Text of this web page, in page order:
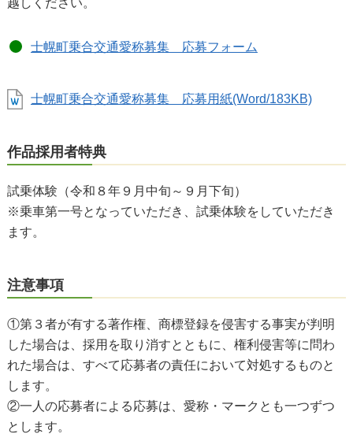
士幌町乗合交通愛称募集 応募フォーム
士幌町乗合交通愛称募集 応募用紙(Word/183KB)
作品採用者特典
試乗体験（令和８年９月中旬～９月下旬）
※乗車第一号となっていただき、試乗体験をしていただき
ます。
注意事項
①第３者が有する著作権、商標登録を侵害する事実が判明
した場合は、採用を取り消すとともに、権利侵害等に問わ
れた場合は、すべて応募者の責任において対処するものと
します。
②一人の応募者による応募は、愛称・マークとも一つずつ
とします。